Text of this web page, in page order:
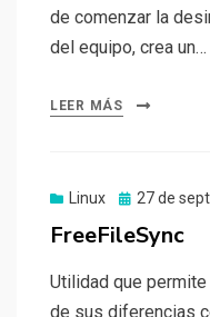
de comenzar la
del equipo, crea un…
LEER MÁS
Linux
Publicado
27 de
FreeFileSync
Utilidad que
de sus diferencias